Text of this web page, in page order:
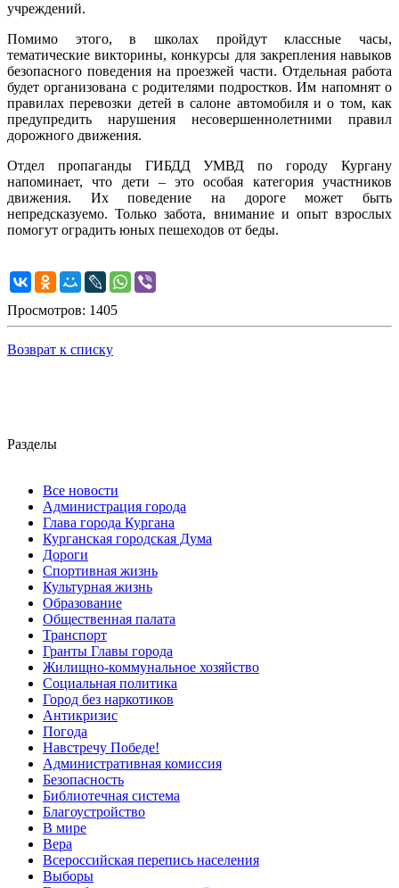
учреждений.
Помимо этого, в школах пройдут классные часы,
тематические викторины, конкурсы для закрепления навыков
безопасного поведения на проезжей части. Отдельная работа
будет организована с родителями подростков. Им напомнят о
правилах перевозки детей в салоне автомобиля и о том, как
предупредить нарушения несовершеннолетними правил
дорожного движения.
Отдел пропаганды ГИБДД УМВД по городу Кургану
напоминает, что дети – это особая категория участников
движения. Их поведение на дороге может быть
непредсказуемо. Только забота, внимание и опыт взрослых
помогут оградить юных пешеходов от беды.
Просмотров: 1405
Возврат к списку
Разделы
Все новости
Администрация города
Глава города Кургана
Курганская городская Дума
Дороги
Спортивная жизнь
Культурная жизнь
Образование
Общественная палата
Транспорт
Гранты Главы города
Жилищно-коммунальное хозяйство
Социальная политика
Город без наркотиков
Антикризис
Погода
Навстречу Победе!
Административная комиссия
Безопасность
Библиотечная система
Благоустройство
В мире
Вера
Всероссийская перепись населения
Выборы